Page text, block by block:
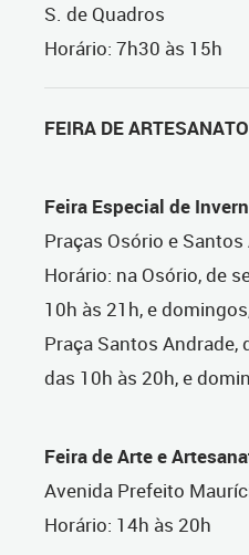
S. de Quadros
Horário: 7h30 às 15h
FEIRA DE ARTESANATO
Feira Especial de
Praças Osório e
Horário: na Osório, de
10h às 21h, e
Praça Santos Andrade,
das 10h às 20h, e
Feira de Arte e
Avenida Prefeito
Horário: 14h às 20h